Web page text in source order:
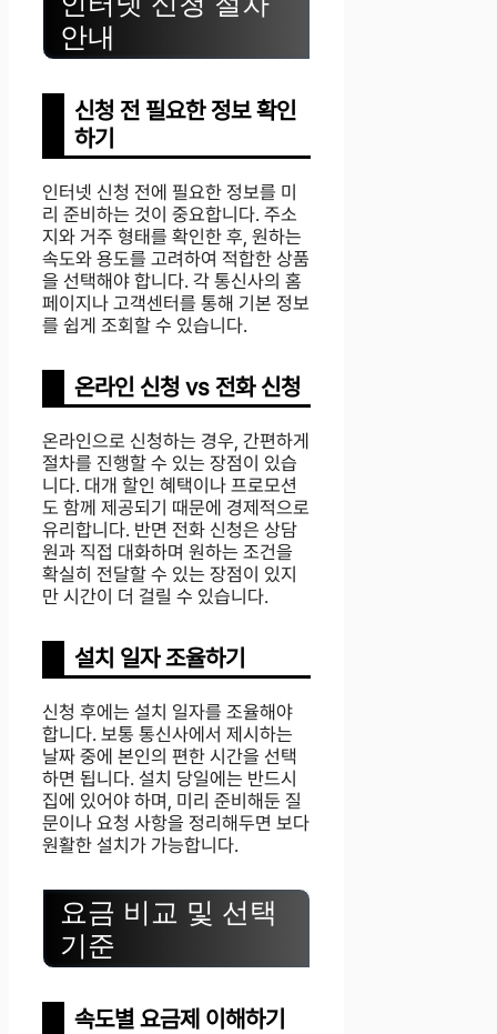
안내
신청 전 필요한 정보 확인
하기
인터넷 신청 전에 필요한 정보를 미
리 준비하는 것이 중요합니다. 주소
지와 거주 형태를 확인한 후, 원하는
속도와 용도를 고려하여 적합한 상품
을 선택해야 합니다. 각 통신사의 홈
페이지나 고객센터를 통해 기본 정보
를 쉽게 조회할 수 있습니다.
온라인 신청 vs 전화 신청
온라인으로 신청하는 경우, 간편하게
절차를 진행할 수 있는 장점이 있습
니다. 대개 할인 혜택이나 프로모션
도 함께 제공되기 때문에 경제적으로
유리합니다. 반면 전화 신청은 상담
원과 직접 대화하며 원하는 조건을
확실히 전달할 수 있는 장점이 있지
만 시간이 더 걸릴 수 있습니다.
설치 일자 조율하기
신청 후에는 설치 일자를 조율해야
합니다. 보통 통신사에서 제시하는
날짜 중에 본인의 편한 시간을 선택
하면 됩니다. 설치 당일에는 반드시
집에 있어야 하며, 미리 준비해둔 질
문이나 요청 사항을 정리해두면 보다
원활한 설치가 가능합니다.
요금 비교 및 선택
기준
속도별 요금제 이해하기